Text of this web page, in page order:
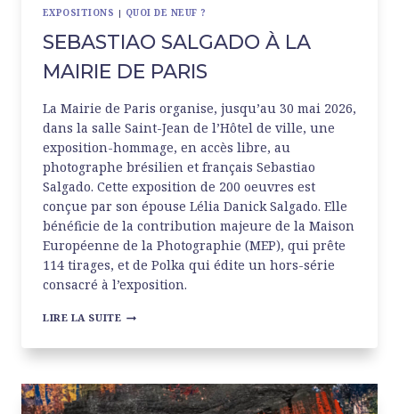
EXPOSITIONS | QUOI DE NEUF ?
SEBASTIAO SALGADO À LA
MAIRIE DE PARIS
La Mairie de Paris organise, jusqu’au 30 mai 2026,
dans la salle Saint-Jean de l’Hôtel de ville, une
exposition-hommage, en accès libre, au
photographe brésilien et français Sebastiao
Salgado. Cette exposition de 200 oeuvres est
conçue par son épouse Lélia Danick Salgado. Elle
bénéficie de la contribution majeure de la Maison
Européenne de la Photographie (MEP), qui prête
114 tirages, et de Polka qui édite un hors-série
consacré à l’exposition.
LIRE LA SUITE SEBASTIAO
À
DE
PARIS